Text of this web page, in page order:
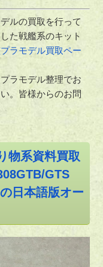
ルの買取を行って
た戦艦系のキット
ラモデル買取ペー
ラモデル整理でお
。皆様からのお問
物系資料買取
GTS
日本語版オー